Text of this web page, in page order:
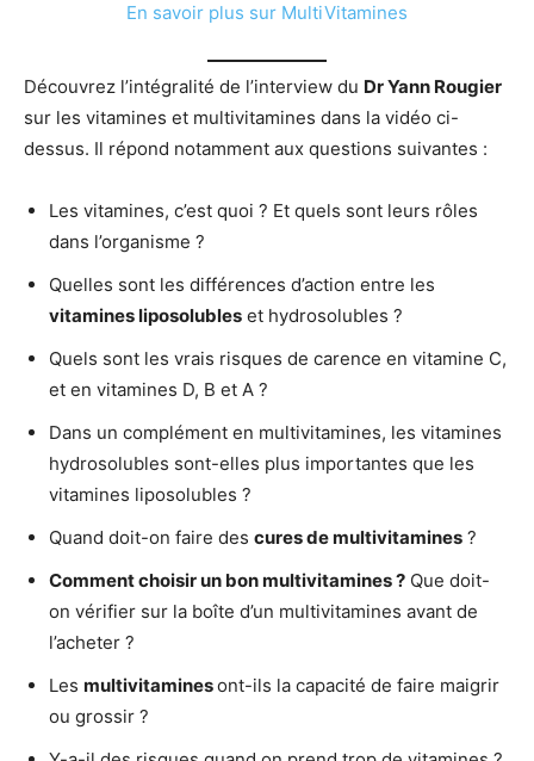
En savoir plus sur MultiVitamines
Découvrez l’intégralité de l’interview du Dr Yann Rougier
sur les vitamines et multivitamines dans la vidéo ci-
dessus. Il répond notamment aux questions suivantes :
Les vitamines, c’est quoi ? Et quels sont leurs rôles
dans l’organisme ?
Quelles sont les différences d’action entre les
vitamines liposolubles et hydrosolubles ?
Quels sont les vrais risques de carence en vitamine C,
et en vitamines D, B et A ?
Dans un complément en multivitamines, les vitamines
hydrosolubles sont-elles plus importantes que les
vitamines liposolubles ?
Quand doit-on faire des cures de multivitamines ?
Comment choisir un bon multivitamines ? Que doit-
on vérifier sur la boîte d’un multivitamines avant de
l’acheter ?
Les multivitaminesont-ils la capacité de faire maigrir
ou grossir ?